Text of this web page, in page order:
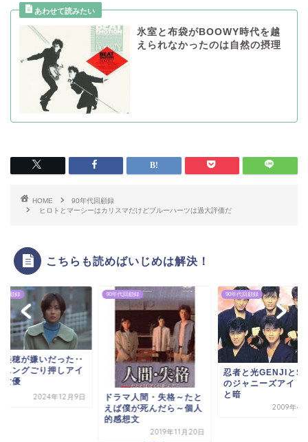
氷室と布袋がBOOWY時代を越
えられなかったのは自然の摂理
HOME
90年代回顧録
ヒロトとマーシーはカリスマだけどブルーハーツは過大評価だ
こちらも読めばいじめは解決！
回顧録
美穂が嫌いだった‥
ニングごり押しアイ
女優
2024年12月9日
90年代回顧録
ドラマ人間・失格～たと
えば僕が死んだら～個人
的感想文
2019年11月20日
90年代回顧録
忍者と光GENJIと
のジャニーズアイド
と暗
2009年4